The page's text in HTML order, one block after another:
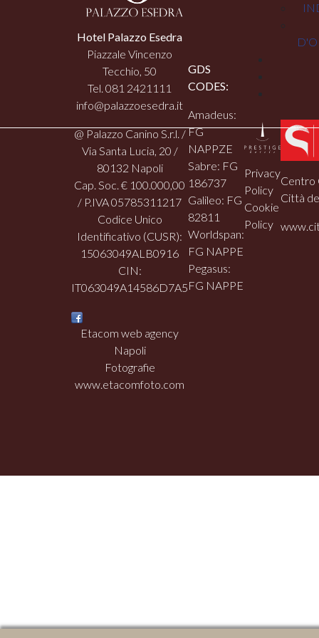
Hotel Palazzo Esedra
Piazzale Vincenzo
Tecchio, 50
Tel. 081 2421111
info@palazzoesedra.it
@ Palazzo Canino S.r.l. /
Via Santa Lucia, 20 /
80132 Napoli
Cap. Soc. € 100.000,00
/ P.IVA 05785311217
Codice Unico
Identificativo (CUSR):
15063049ALB0916
CIN:
IT063049A14586D7A5
Etacom web agency
Napoli
Fotografie
www.etacomfoto.com
GDS
CODES:
Amadeus:
FG
NAPPZE
Sabre: FG
186737
Galileo: FG
82811
Worldspan:
FG NAPPE
Pegasus:
FG NAPPE
Privacy
Policy
Cookie
Policy
Centro
Città